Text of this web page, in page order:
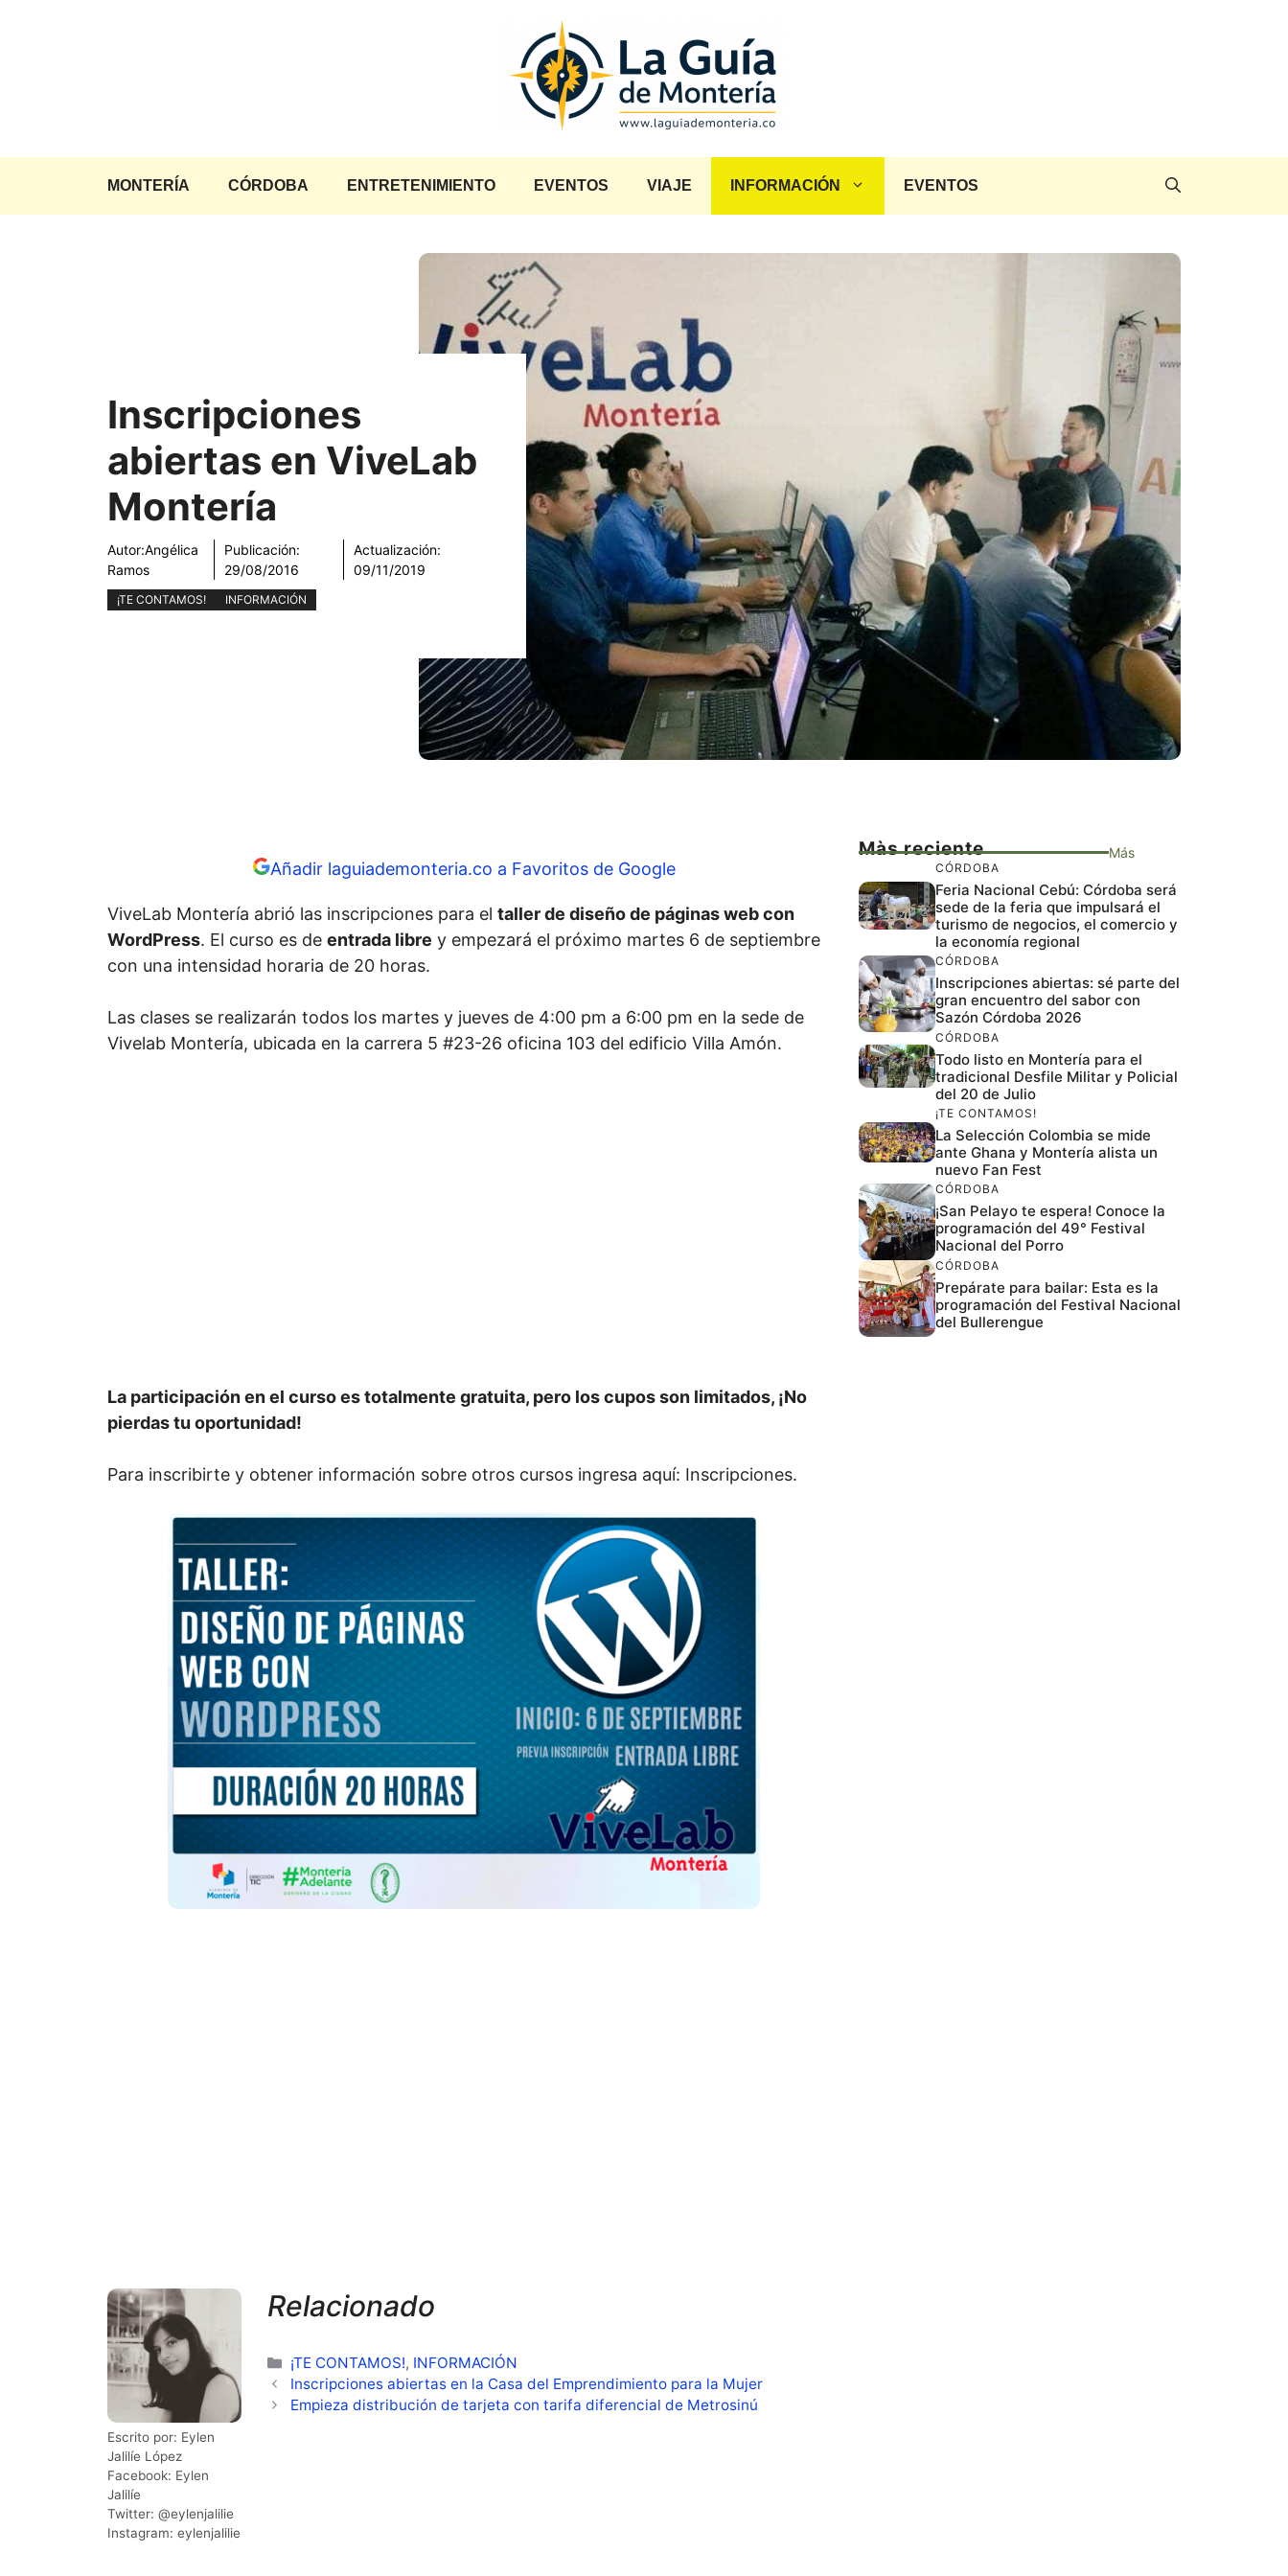
MONTERÍA CÓRDOBA ENTRETENIMIENTO EVENTOS VIAJE INFORMACIÓN EVENTOS
Inscripciones
abiertas en ViveLab
Montería
Autor:Angélica
Ramos
Publicación:
29/08/2016
Actualización:
09/11/2019
¡TE CONTAMOS! INFORMACIÓN
Añadir laguiademonteria.co a Favoritos de Google
ViveLab Montería abrió las inscripciones para el taller de diseño de páginas web con
WordPress. El curso es de entrada libre y empezará el próximo martes 6 de septiembre
con una intensidad horaria de 20 horas.
Las clases se realizarán todos los martes y jueves de 4:00 pm a 6:00 pm en la sede de
Vivelab Montería, ubicada en la carrera 5 #23-26 oficina 103 del edificio Villa Amón.
La participación en el curso es totalmente gratuita, pero los cupos son limitados, ¡No
pierdas tu oportunidad!
Para inscribirte y obtener información sobre otros cursos ingresa aquí: Inscripciones.
Escrito por: Eylen
Jalilíe López
Facebook: Eylen
Jalilíe
Twitter: @eylenjalilie
Instagram: eylenjalilie
Relacionado
Categorías
¡TE CONTAMOS!, INFORMACIÓN
Inscripciones abiertas en la Casa del Emprendimiento para la Mujer
Empieza distribución de tarjeta con tarifa diferencial de Metrosinú
Màs reciente Más
CÓRDOBA
Feria Nacional Cebú: Córdoba será
sede de la feria que impulsará el
turismo de negocios, el comercio y
la economía regional
CÓRDOBA
Inscripciones abiertas: sé parte del
gran encuentro del sabor con
Sazón Córdoba 2026
CÓRDOBA
Todo listo en Montería para el
tradicional Desfile Militar y Policial
del 20 de Julio
¡TE CONTAMOS!
La Selección Colombia se mide
ante Ghana y Montería alista un
nuevo Fan Fest
CÓRDOBA
¡San Pelayo te espera! Conoce la
programación del 49° Festival
Nacional del Porro
CÓRDOBA
Prepárate para bailar: Esta es la
programación del Festival Nacional
del Bullerengue